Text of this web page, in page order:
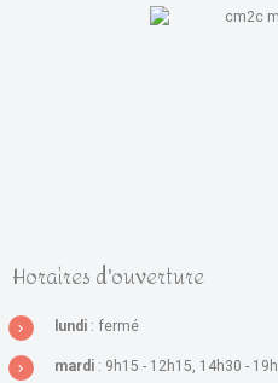
Horaires d'ouverture
lundi : fermé
mardi : 9h15 - 12h15, 14h30 - 19h